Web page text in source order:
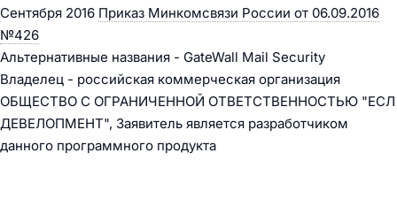
Сентября 2016 Приказ Минкомсвязи России от 06.09.2016
№426
Альтернативные названия - GateWall Mail Security
Владелец - российская коммерческая организация
ОБЩЕСТВО С ОГРАНИЧЕННОЙ ОТВЕТСТВЕННОСТЬЮ "ЕСЛ
ДЕВЕЛОПМЕНТ", Заявитель является разработчиком
данного программного продукта